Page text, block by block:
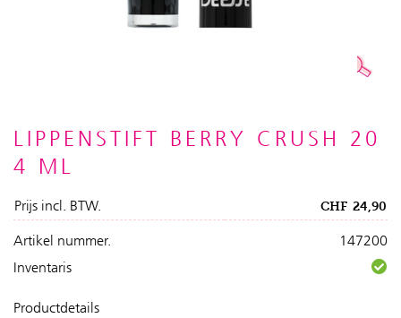
LIPPENSTIFT BERRY CRUSH 20
4 ML
Prijs incl. BTW. CHF 24,90
Artikel nummer.
147200
Inventaris
Productdetails